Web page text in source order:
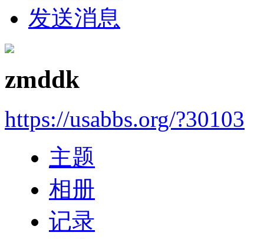
发送消息
zmddk
https://usabbs.org/?30103
主题
相册
记录